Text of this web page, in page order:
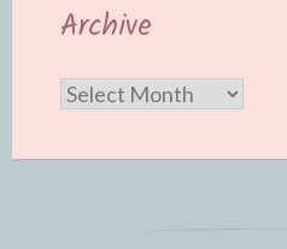
Archive
Archive